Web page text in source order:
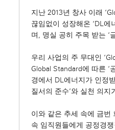
지난 2013년 창사 이래
끊임없이 성장해온 ‘DL
며, 명실 공히 주목 받는 ‘
우리 사업의 주 무대인
Global Standard에 따른
경에서 DL에너지가 인정
질서의 준수’와 실천 의
이와 같은 추세 속에 금번
속 임직원들에게 공정경